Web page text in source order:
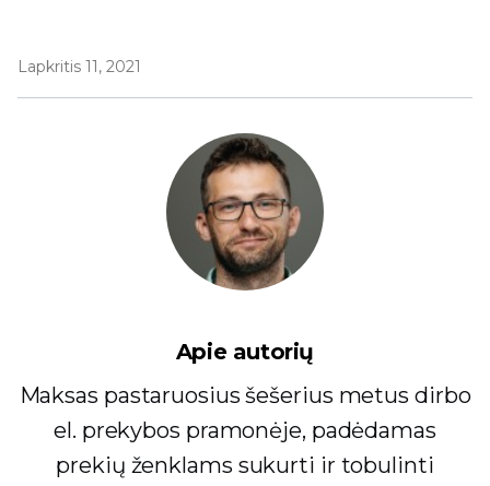
Lapkritis 11, 2021
Apie autorių
Maksas pastaruosius šešerius metus dirbo
el. prekybos pramonėje, padėdamas
prekių ženklams sukurti ir tobulinti